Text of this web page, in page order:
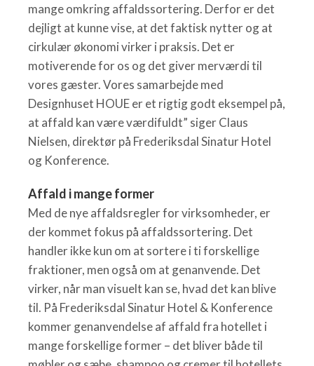
mange omkring affaldssortering. Derfor er det
dejligt at kunne vise, at det faktisk nytter og at
cirkulær økonomi virker i praksis. Det er
motiverende for os og det giver merværdi til
vores gæster. Vores samarbejde med
Designhuset HOUE er et rigtig godt eksempel på,
at affald kan være værdifuldt” siger Claus
Nielsen, direktør på Frederiksdal Sinatur Hotel
og Konference.
Affald i mange former
Med de nye affaldsregler for virksomheder, er
der kommet fokus på affaldssortering. Det
handler ikke kun om at sortere i ti forskellige
fraktioner, men også om at genanvende. Det
virker, når man visuelt kan se, hvad det kan blive
til. På Frederiksdal Sinatur Hotel & Konference
kommer genanvendelse af affald fra hotellet i
mange forskellige former – det bliver både til